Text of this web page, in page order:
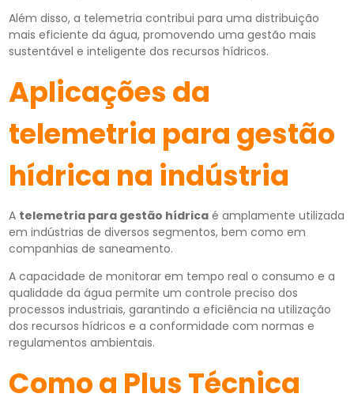
Além disso, a telemetria contribui para uma distribuição
mais eficiente da água, promovendo uma gestão mais
sustentável e inteligente dos recursos hídricos.
Aplicações da
telemetria para gestão
hídrica na indústria
A telemetria para gestão hídricaé amplamente utilizada
em indústrias de diversos segmentos, bem como em
companhias de saneamento.
A capacidade de monitorar em tempo real o consumo e a
qualidade da água permite um controle preciso dos
processos industriais, garantindo a eficiência na utilização
dos recursos hídricos e a conformidade com normas e
regulamentos ambientais.
Como a Plus Técnica